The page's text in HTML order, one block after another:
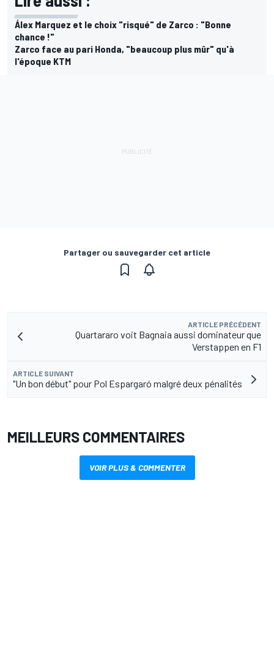
Álex Marquez et le choix "risqué" de Zarco : "Bonne
chance !"
Zarco face au pari Honda, "beaucoup plus mûr" qu'à
l'époque KTM
Partager ou sauvegarder cet article
ARTICLE PRÉCÉDENT
Quartararo voit Bagnaia aussi dominateur que
Verstappen en F1
ARTICLE SUIVANT
"Un bon début" pour Pol Espargaró malgré deux pénalités
MEILLEURS COMMENTAIRES
VOIR PLUS & COMMENTER